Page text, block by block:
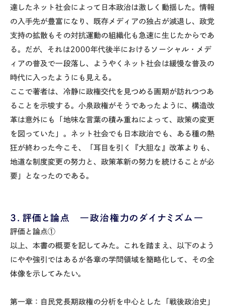
達したネット社会によって日本政治は激しく動揺した。情報
の入手先が豊富になり、既存メディアの独占が減退し、政党
支持の拡散もその対抗運動の組織化も急速に生じたからであ
る。だが、それは2000年代後半におけるソーシャル・メデ
ィアの普及で一段落し、ようやくネット社会は緩慢な普及の
時代に入ったようにも見える。
ここで著者は、冷静に政権交代を見つめる画期が訪れつつあ
ることを示唆する。小泉政権がそうであったように、構造改
革は意外にも「地味な言葉の積み重ねによって、政策の変更
を図っていた」。ネット社会でも日本政治でも、ある種の熱
狂が終わった今こそ、「耳目を引く『大胆な』改革よりも、
地道な制度変更の努力と、政策革新の努力を続けることが必
要」となったのである。
３．評価と論点 ―政治権力のダイナミズム―
評価と論点①
以上、本書の概要を記してみた。これを踏まえ、以下のよう
にやや強引ではあるが各章の学問領域を簡略化して、その全
体像を示してみたい。
第一章：自民党長期政権の分析を中心とした「戦後政治史」